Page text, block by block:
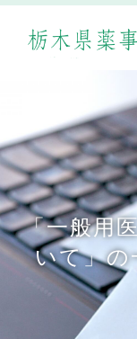
「一般用
いて」の